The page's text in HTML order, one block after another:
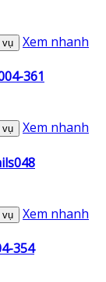
vụ Xem nhanh
361
vụ Xem nhanh
vụ Xem nhanh
354